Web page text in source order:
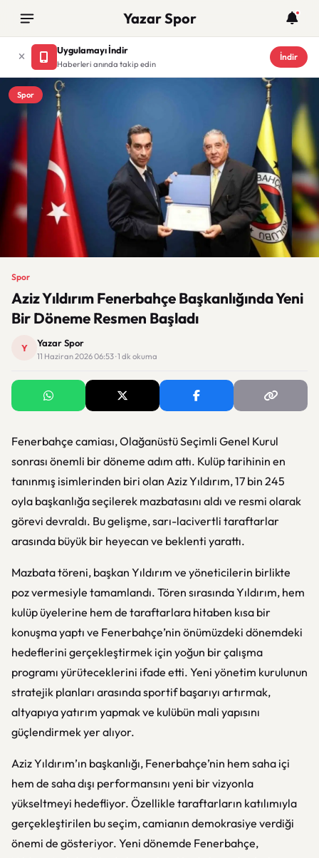
Yazar Spor
Uygulamayı İndir
Haberleri anında takip edin
İndir
Spor
Spor
Aziz Yıldırım Fenerbahçe Başkanlığında Yeni
Bir Döneme Resmen Başladı
Y Yazar Spor
11 Haziran 2026 06:53 · 1 dk okuma
Fenerbahçe camiası, Olağanüstü Seçimli Genel Kurul
sonrası önemli bir döneme adım attı. Kulüp tarihinin en
tanınmış isimlerinden biri olan Aziz Yıldırım, 17 bin 245
oyla başkanlığa seçilerek mazbatasını aldı ve resmi olarak
görevi devraldı. Bu gelişme, sarı-lacivertli taraftarlar
arasında büyük bir heyecan ve beklenti yarattı.
Mazbata töreni, başkan Yıldırım ve yöneticilerin birlikte
poz vermesiyle tamamlandı. Tören sırasında Yıldırım, hem
kulüp üyelerine hem de taraftarlara hitaben kısa bir
konuşma yaptı ve Fenerbahçe’nin önümüzdeki dönemdeki
hedeflerini gerçekleştirmek için yoğun bir çalışma
programı yürüteceklerini ifade etti. Yeni yönetim kurulunun
stratejik planları arasında sportif başarıyı artırmak,
altyapıya yatırım yapmak ve kulübün mali yapısını
güçlendirmek yer alıyor.
Aziz Yıldırım’ın başkanlığı, Fenerbahçe’nin hem saha içi
hem de saha dışı performansını yeni bir vizyonla
yükseltmeyi hedefliyor. Özellikle taraftarların katılımıyla
gerçekleştirilen bu seçim, camianın demokrasiye verdiği
önemi de gösteriyor. Yeni dönemde Fenerbahçe,